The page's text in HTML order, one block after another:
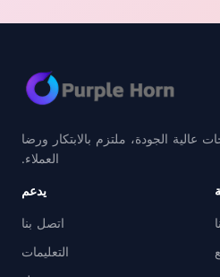
عالية الجودة، ملتزم بالابتكار ورضا
العملاء.
يدعم
اتصل بنا
التعليمات